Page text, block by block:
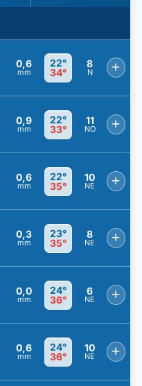
0,6
mm
22°
34°
8
N +
0,9
mm
22°
33°
11
NO +
0,6
mm
22°
35°
10
NE +
0,3
mm
23°
35°
8
NE +
0,0
mm
24°
36°
6
NE +
0,6
mm
24°
36°
10
NE +